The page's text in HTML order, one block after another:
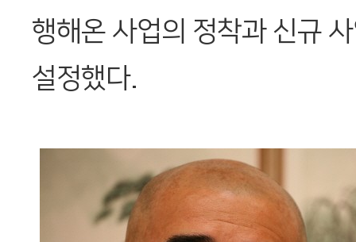
행해온 사업의 정착과 신규
설정했다.